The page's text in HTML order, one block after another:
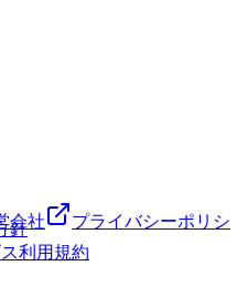
針
利用規約
会社
プライバシーポリシ